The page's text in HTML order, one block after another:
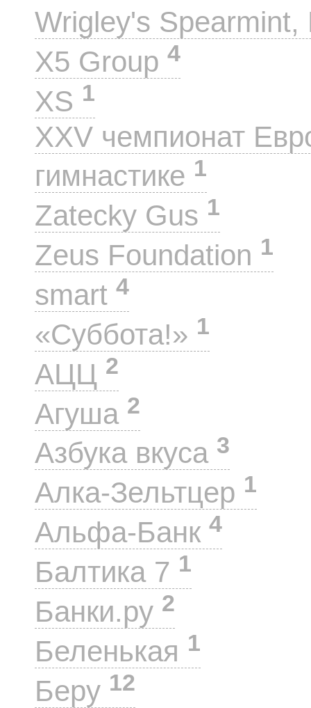
Wrigley's
X5 Group 4
XS 1
XXV чемпионат
гимнастике 1
Zatecky Gus 1
Zeus Foundation 1
smart 4
«Суббота!» 1
АЦЦ 2
Агуша 2
Азбука вкуса 3
Алка-Зельтцер 1
Альфа-Банк 4
Балтика 7 1
Банки.ру 2
Беленькая 1
Беру 12